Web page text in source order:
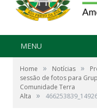
MENU
Home » Notícias »
sessão de fotos para
Comunidade Terra
Alta
»